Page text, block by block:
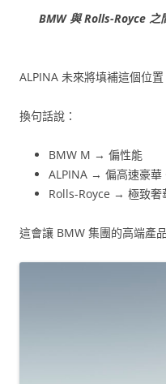
BMW 與 Rolls-Royce 之
ALPINA 未來將填補這個位置
換句話說：
BMW M → 偏性能
ALPINA → 偏高速豪華
Rolls-Royce → 極致奢
這會讓 BMW 集團的高端產